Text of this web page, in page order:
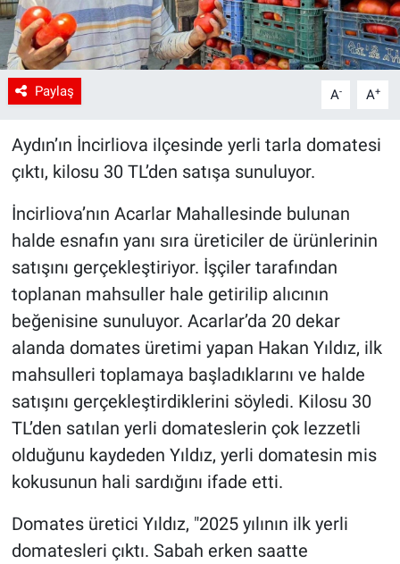
Paylaş A- A+
Aydın’ın İncirliova ilçesinde yerli tarla domatesi
çıktı, kilosu 30 TL’den satışa sunuluyor.
İncirliova’nın Acarlar Mahallesinde bulunan
halde esnafın yanı sıra üreticiler de ürünlerinin
satışını gerçekleştiriyor. İşçiler tarafından
toplanan mahsuller hale getirilip alıcının
beğenisine sunuluyor. Acarlar’da 20 dekar
alanda domates üretimi yapan Hakan Yıldız, ilk
mahsulleri toplamaya başladıklarını ve halde
satışını gerçekleştirdiklerini söyledi. Kilosu 30
TL’den satılan yerli domateslerin çok lezzetli
olduğunu kaydeden Yıldız, yerli domatesin mis
kokusunun hali sardığını ifade etti.
Domates üretici Yıldız, "2025 yılının ilk yerli
domatesleri çıktı. Sabah erken saatte